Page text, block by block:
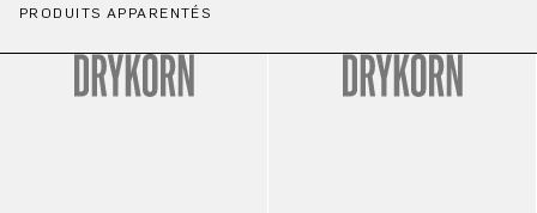
PRODUITS APPARENTÉS